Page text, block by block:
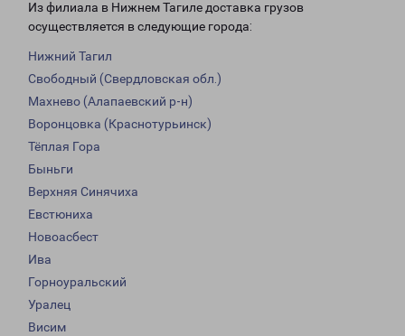
Из филиала в Нижнем Тагиле доставка грузов
осуществляется в следующие города:
Нижний Тагил
Свободный (Свердловская обл.)
Махнево (Алапаевский р-н)
Воронцовка (Краснотурьинск)
Тёплая Гора
Быньги
Верхняя Синячиха
Евстюниха
Новоасбест
Ива
Горноуральский
Уралец
Висим